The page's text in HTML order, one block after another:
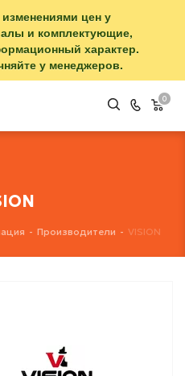
цен у
и комплектующие,
характер.
у менеджеров.
0
- Производители - VISION